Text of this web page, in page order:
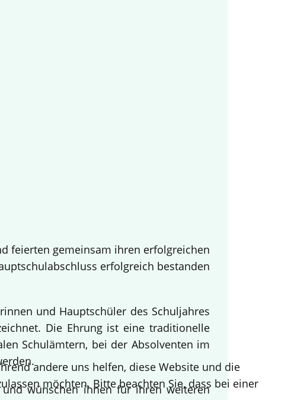
feierten gemeinsam ihren erfolgreichen
erfolgreich bestanden
und Hauptschüler des Schuljahres
Die Ehrung ist eine traditionelle
Schulämtern, bei der Absolventen im
wünschen ihnen für ihren weiteren
andere uns helfen, diese Website und die
möchten. Bitte beachten Sie, dass bei einer